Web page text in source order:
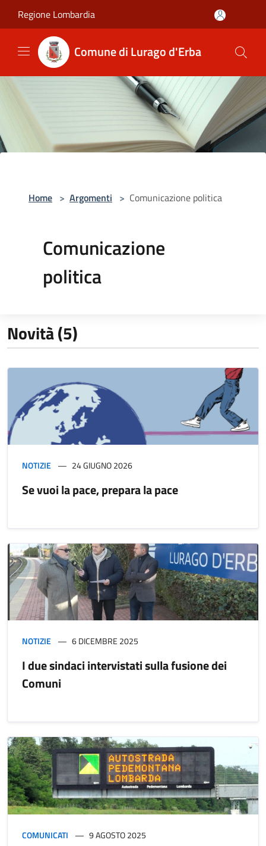
Regione Lombardia
Comune di Lurago d'Erba
Home > Argomenti > Comunicazione politica
Comunicazione
politica
Novità (5)
NOTIZIE 24 GIUGNO 2026
Se vuoi la pace, prepara la pace
NOTIZIE 6 DICEMBRE 2025
I due sindaci intervistati sulla fusione dei
Comuni
COMUNICATI 9 AGOSTO 2025